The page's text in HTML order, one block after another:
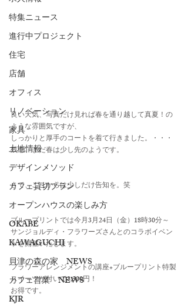
特集ニュース
進行中プロジェクト
住宅
店舗
オフィス
リノベーション
家具
土地情報
デザインメソッド
カフェ貸切プラン
オープンハウスの楽しみ方
OKABE
KAWAGUCHI
貝津の森の家 NEWS
カフェ営業 NEWS
KJR
良い天気、写真だけ見れば春を通り越して真夏！の
ような雰囲気ですが、
しっかりと厚手のコートを着て行きました。・・・
残念、まだ春は少し先のようです。
さて、ここからは少しだけ告知を。笑
ブループリントでは今月3月24日（金）18時30分～
サンジョルディ・フラワーズさんとのコラボイベン
トを開催いたします。
フラワーアレンジメントの講座+ブループリント特製
スイーツが付いて3,500円！
お得です。